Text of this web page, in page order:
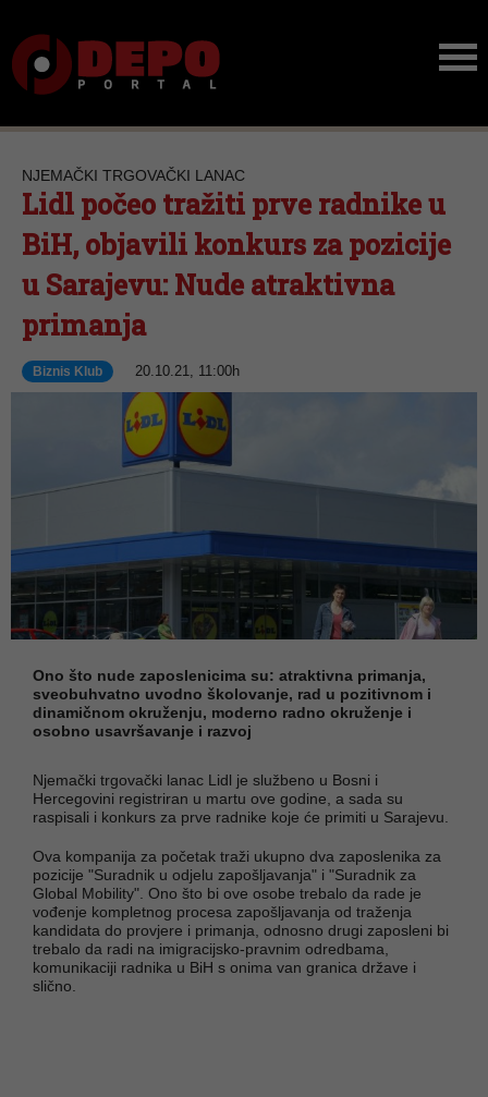
NJEMAČKI TRGOVAČKI LANAC
Lidl počeo tražiti prve radnike u
BiH, objavili konkurs za pozicije
u Sarajevu: Nude atraktivna
primanja
Biznis Klub 20.10.21, 11:00h
Ono što nude zaposlenicima su: atraktivna primanja,
sveobuhvatno uvodno školovanje, rad u pozitivnom i
dinamičnom okruženju, moderno radno okruženje i
osobno usavršavanje i razvoj
Njemački trgovački lanac Lidl je službeno u Bosni i
Hercegovini registriran u martu ove godine, a sada su
raspisali i konkurs za prve radnike koje će primiti u Sarajevu.
Ova kompanija za početak traži ukupno dva zaposlenika za
pozicije "Suradnik u odjelu zapošljavanja" i "Suradnik za
Global Mobility". Ono što bi ove osobe trebalo da rade je
vođenje kompletnog procesa zapošljavanja od traženja
kandidata do provjere i primanja, odnosno drugi zaposleni bi
trebalo da radi na imigracijsko-pravnim odredbama,
komunikaciji radnika u BiH s onima van granica države i
slično.